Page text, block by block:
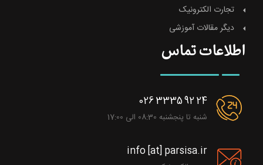
تجارت الکترونیک
دیگر مقالات آموزشی
اطلاعات تماس
026 3335 92 24
شنبه تا پنجشنبه 08:30 الی 17:00
info [at] parsisa.ir